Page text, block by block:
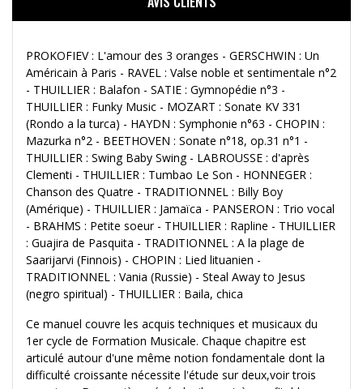
PROKOFIEV : L'amour des 3 oranges - GERSCHWIN : Un
Américain à Paris - RAVEL : Valse noble et sentimentale n°2
- THUILLIER : Balafon - SATIE : Gymnopédie n°3 -
THUILLIER : Funky Music - MOZART : Sonate KV 331
(Rondo a la turca) - HAYDN : Symphonie n°63 - CHOPIN :
Mazurka n°2 - BEETHOVEN : Sonate n°18, op.31 n°1 -
THUILLIER : Swing Baby Swing - LABROUSSE : d'après
Clementi - THUILLIER : Tumbao Le Son - HONNEGER :
Chanson des Quatre - TRADITIONNEL : Billy Boy
(Amérique) - THUILLIER : Jamaïca - PANSERON : Trio vocal
- BRAHMS : Petite soeur - THUILLIER : Rapline - THUILLIER
: Guajira de Pasquita - TRADITIONNEL : A la plage de
Saarijarvi (Finnois) - CHOPIN : Lied lituanien -
TRADITIONNEL : Vania (Russie) - Steal Away to Jesus
(negro spiritual) - THUILLIER : Baila, chica
Ce manuel couvre les acquis techniques et musicaux du
1er cycle de Formation Musicale. Chaque chapitre est
articulé autour d'une même notion fondamentale dont la
difficulté croissante nécessite l'étude sur deux,voir trois